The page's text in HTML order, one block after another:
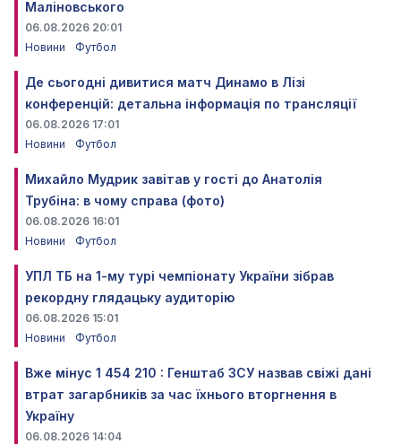
Маліновського
06.08.2026 20:01
Новини
Футбол
Де сьогодні дивитися матч Динамо в Лізі
конференцій: детальна інформація по трансляції
06.08.2026 17:01
Новини
Футбол
Михайло Мудрик завітав у гості до Анатолія
Трубіна: в чому справа (фото)
06.08.2026 16:01
Новини
Футбол
УПЛ ТБ на 1-му турі чемпіонату України зібрав
рекордну глядацьку аудиторію
06.08.2026 15:01
Новини
Футбол
Вже мінус 1 454 210 : Генштаб ЗСУ назвав свіжі дані
втрат загарбників за час їхнього вторгнення в
Україну
06.08.2026 14:04